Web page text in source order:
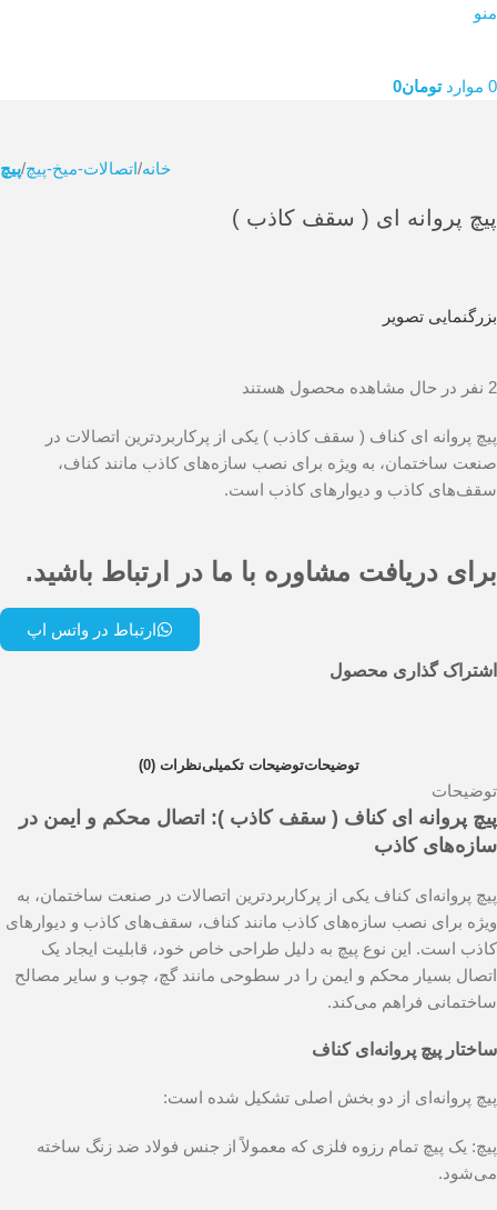
منو
0 موارد تومان0
خانه اتصالات-میخ-پیچ پیچ
پیچ پروانه ای ( سقف کاذب )
بزرگنمایی تصویر
2 نفر در حال مشاهده محصول هستند
پیچ پروانه ای کناف ( سقف کاذب ) یکی از پرکاربردترین اتصالات در
صنعت ساختمان، به ویژه برای نصب سازه‌های کاذب مانند کناف،
سقف‌های کاذب و دیوارهای کاذب است.
برای دریافت مشاوره با ما در ارتباط باشید.
ارتباط در واتس اپ
اشتراک گذاری محصول
توضیحاتتوضیحات تکمیلینظرات (0)
توضیحات
پیچ پروانه ای کناف ( سقف کاذب ): اتصال محکم و ایمن در
سازه‌های کاذب
پیچ پروانه‌ای کناف یکی از پرکاربردترین اتصالات در صنعت ساختمان، به
ویژه برای نصب سازه‌های کاذب مانند کناف، سقف‌های کاذب و دیوارهای
کاذب است. این نوع پیچ به دلیل طراحی خاص خود، قابلیت ایجاد یک
اتصال بسیار محکم و ایمن را در سطوحی مانند گچ، چوب و سایر مصالح
ساختمانی فراهم می‌کند.
ساختار پیچ پروانه‌ای کناف
پیچ پروانه‌ای از دو بخش اصلی تشکیل شده است:
پیچ: یک پیچ تمام رزوه فلزی که معمولاً از جنس فولاد ضد زنگ ساخته
می‌شود.